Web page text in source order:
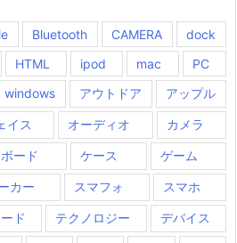
Bluetooth CAMERA
dock
HTML ipod mac
PC
windows アウトドア アップル
イス オーディオ カメラ
ード ケース ゲーム
カー スマフォ スマホ
ド テクノロジー デバイス